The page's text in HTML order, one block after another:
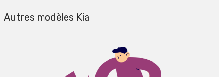
Autres modèles Kia